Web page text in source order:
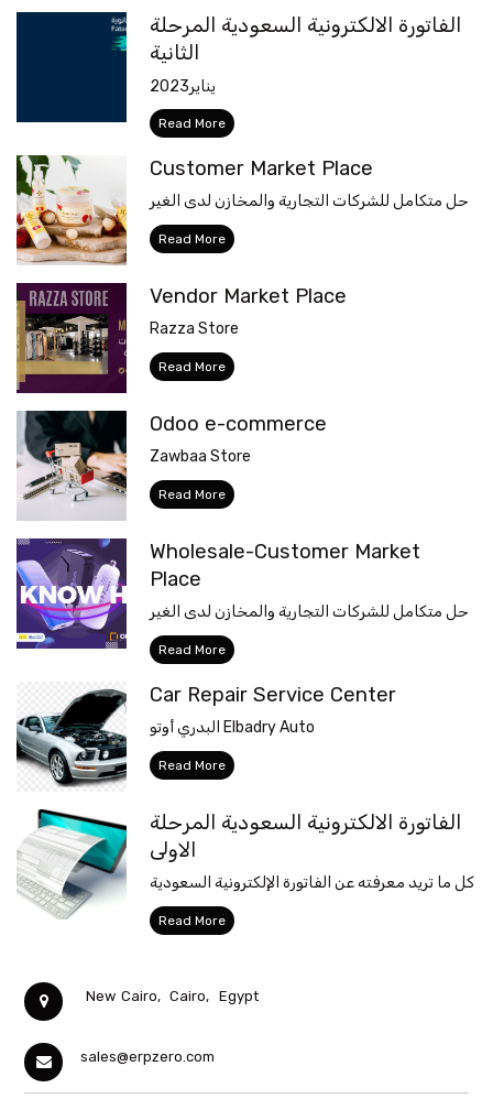
الفاتورة الالكترونية السعودية المرحلة
الثانية
يناير2023
Read More
Customer Market Place
حل متكامل للشركات التجارية والمخازن لدى الغير
Read More
Vendor Market Place
Razza Store
Read More
Odoo e-commerce
Zawbaa Store
Read More
Wholesale-Customer Market
Place
حل متكامل للشركات التجارية والمخازن لدى الغير
Read More
Car Repair Service Center
البدري أوتو Elbadry Auto
Read More
الفاتورة الالكترونية السعودية المرحلة
الاولى
كل ما تريد معرفته عن الفاتورة الإلكترونية السعودية
Read More
New Cairo, Cairo, Egypt
sales@erpzero.com